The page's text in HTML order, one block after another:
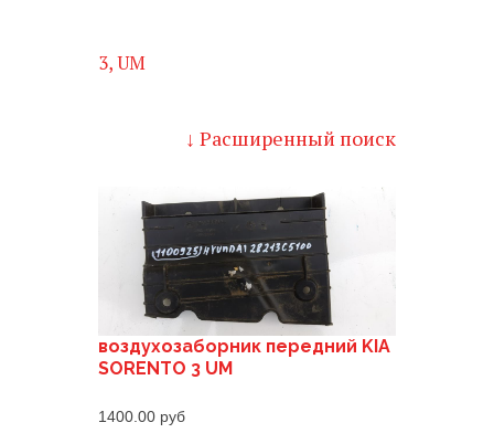
3, UM
↓ Расширенный поиск
воздухозаборник передний KIA
SORENTO 3 UM
1400.00